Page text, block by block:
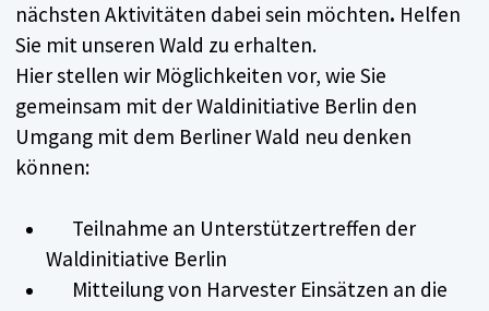
nächsten Aktivitäten dabei sein möchten. Helfen
Sie mit unseren Wald zu erhalten.
Hier stellen wir Möglichkeiten vor, wie Sie
gemeinsam mit der Waldinitiative Berlin den
Umgang mit dem Berliner Wald neu denken
können:
Teilnahme an Unterstützertreffen der
Waldinitiative Berlin
Mitteilung von Harvester Einsätzen an die